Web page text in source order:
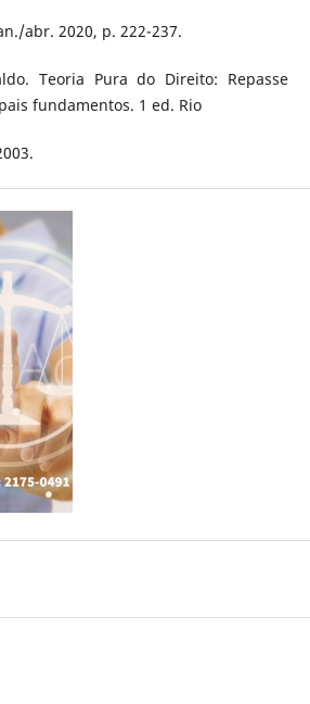
abr. 2020, p. 222-237.
Teoria Pura do Direito: Repasse
fundamentos. 1 ed. Rio